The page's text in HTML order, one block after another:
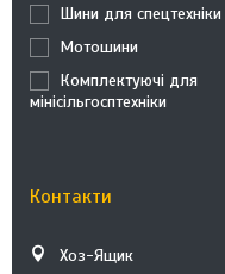
Шини для спецтехніки
Мотошини
Комплектуючі для
мінісільгосптехніки
Контакти
Хоз-Ящик